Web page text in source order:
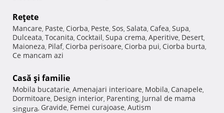
Reţete
Mancare, Paste, Ciorba, Peste, Sos, Salata, Cafea, Supa,
Dulceata, Tocanita, Cocktail, Supa crema, Aperitive, Desert,
Maioneza, Pilaf, Ciorba perisoare, Ciorba pui, Ciorba burta,
Ce mancam azi
Casă şi familie
Mobila bucatarie, Amenajari interioare, Mobila, Canapele,
Dormitoare, Design interior, Parenting, Jurnal de mama
singura, Gravide, Femei curajoase, Autism